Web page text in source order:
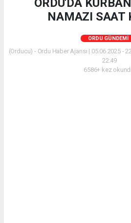
ORDU'DA
NAMAZI SAAT
ORDU GÜNDEMI
(Orducu) - Ordu Haber Ajansı | 05.06.2025 -
22:49
6586+ kez